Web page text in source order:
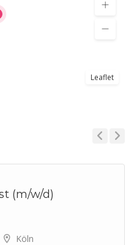
Leaflet
(m/w/d)
Köln